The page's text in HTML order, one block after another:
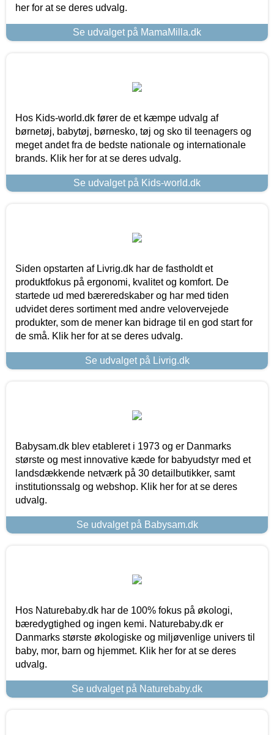
her for at se deres udvalg.
Se udvalget på MamaMilla.dk
Hos Kids-world.dk fører de et kæmpe udvalg af
børnetøj, babytøj, børnesko, tøj og sko til teenagers og
meget andet fra de bedste nationale og internationale
brands. Klik her for at se deres udvalg.
Se udvalget på Kids-world.dk
Siden opstarten af Livrig.dk har de fastholdt et
produktfokus på ergonomi, kvalitet og komfort. De
startede ud med bæreredskaber og har med tiden
udvidet deres sortiment med andre velovervejede
produkter, som de mener kan bidrage til en god start for
de små. Klik her for at se deres udvalg.
Se udvalget på Livrig.dk
Babysam.dk blev etableret i 1973 og er Danmarks
største og mest innovative kæde for babyudstyr med et
landsdækkende netværk på 30 detailbutikker, samt
institutionssalg og webshop. Klik her for at se deres
udvalg.
Se udvalget på Babysam.dk
Hos Naturebaby.dk har de 100% fokus på økologi,
bæredygtighed og ingen kemi. Naturebaby.dk er
Danmarks største økologiske og miljøvenlige univers til
baby, mor, barn og hjemmet. Klik her for at se deres
udvalg.
Se udvalget på Naturebaby.dk